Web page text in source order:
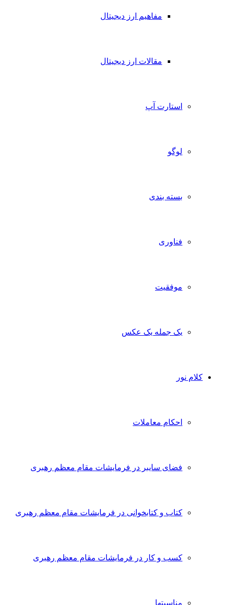
مفاهیم ارز دیجیتال
مقالات ارز دیجیتال
استارت آپ
لوگو
بسته بندی
فناوری
موفقیت
یک جمله یک عکس
کلام نور
احکام معاملات
فضای سایبر در فرمایشات مقام معظم رهبری
کتاب و کتابخوانی در فرمایشات مقام معظم رهبری
کسب و کار در فرمایشات مقام معظم رهبری
مناسبتها